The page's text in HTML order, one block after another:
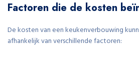
Factoren die de kosten
De kosten van een keukenverbouwing
afhankelijk van verschillende factoren: